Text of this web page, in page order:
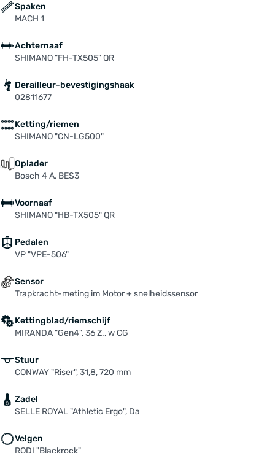
Spaken
MACH 1
Achternaaf
SHIMANO "FH-TX505" QR
Derailleur-bevestigingshaak
02811677
Ketting/riemen
SHIMANO "CN-LG500"
Oplader
Bosch 4 A, BES3
Voornaaf
SHIMANO "HB-TX505" QR
Pedalen
VP "VPE-506"
Sensor
Trapkracht-meting im Motor + snelheidssensor
Kettingblad/riemschijf
MIRANDA "Gen4", 36 Z., w CG
Stuur
CONWAY "Riser", 31,8, 720 mm
Zadel
SELLE ROYAL "Athletic Ergo", Da
Velgen
RODI "Blackrock"